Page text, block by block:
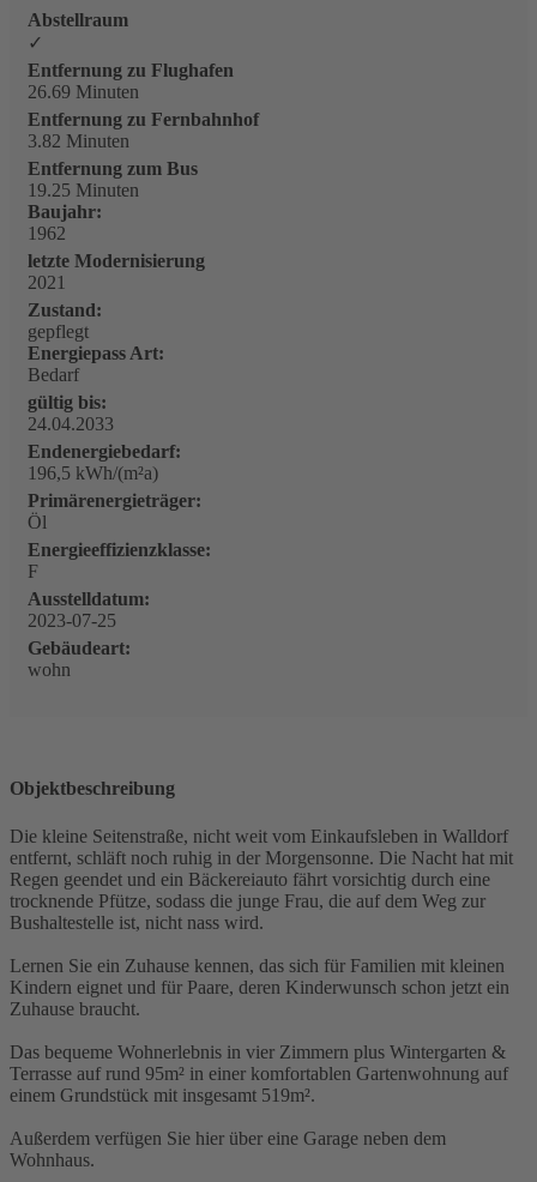
Abstellraum
✓
Entfernung zu Flughafen
26.69 Minuten
Entfernung zu Fernbahnhof
3.82 Minuten
Entfernung zum Bus
19.25 Minuten
Baujahr:
1962
letzte Modernisierung
2021
Zustand:
gepflegt
Energiepass Art:
Bedarf
gültig bis:
24.04.2033
Endenergiebedarf:
196,5 kWh/(m²a)
Primärenergieträger:
Öl
Energieeffizienzklasse:
F
Ausstelldatum:
2023-07-25
Gebäudeart:
wohn
Objektbeschreibung
Die kleine Seitenstraße, nicht weit vom Einkaufsleben in Walldorf
entfernt, schläft noch ruhig in der Morgensonne. Die Nacht hat mit
Regen geendet und ein Bäckereiauto fährt vorsichtig durch eine
trocknende Pfütze, sodass die junge Frau, die auf dem Weg zur
Bushaltestelle ist, nicht nass wird.
Lernen Sie ein Zuhause kennen, das sich für Familien mit kleinen
Kindern eignet und für Paare, deren Kinderwunsch schon jetzt ein
Zuhause braucht.
Das bequeme Wohnerlebnis in vier Zimmern plus Wintergarten &
Terrasse auf rund 95m² in einer komfortablen Gartenwohnung auf
einem Grundstück mit insgesamt 519m².
Außerdem verfügen Sie hier über eine Garage neben dem
Wohnhaus.